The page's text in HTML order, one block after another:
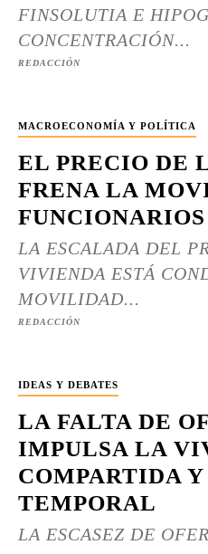
FINSOLUTIA E
CONCENTRACIÓN...
REDACCIÓN
MACROECONOMÍA Y POLÍTICA
EL PRECIO DE
FRENA LA
FUNCIONARIOS
LA ESCALADA DEL
VIVIENDA ESTÁ
MOVILIDAD...
REDACCIÓN
IDEAS Y DEBATES
LA FALTA DE
IMPULSA LA
COMPARTIDA
TEMPORAL
LA ESCASEZ DE